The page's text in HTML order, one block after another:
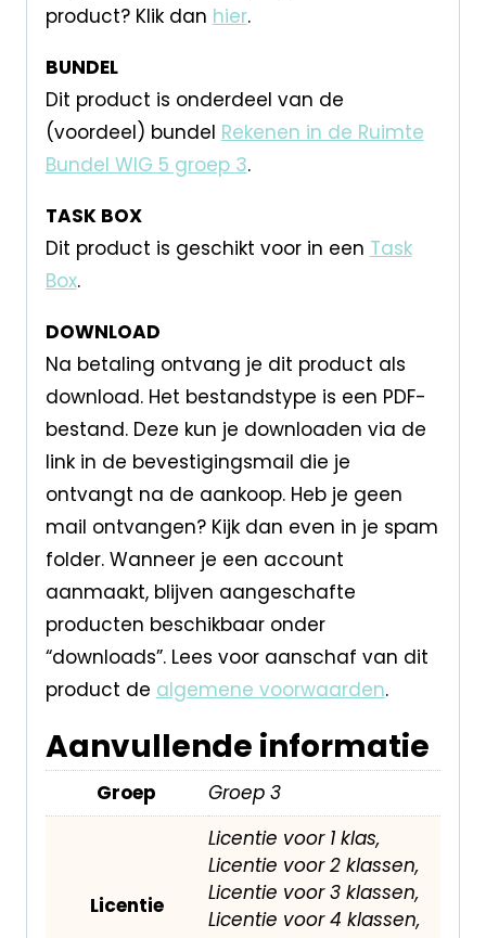
product? Klik dan hier.
BUNDEL
Dit product is onderdeel van de
(voordeel) bundel Rekenen in de Ruimte
Bundel WIG 5 groep 3.
TASK BOX
Dit product is geschikt voor in een Task
Box.
DOWNLOAD
Na betaling ontvang je dit product als
download. Het bestandstype is een PDF-
bestand. Deze kun je downloaden via de
link in de bevestigingsmail die je
ontvangt na de aankoop. Heb je geen
mail ontvangen? Kijk dan even in je spam
folder. Wanneer je een account
aanmaakt, blijven aangeschafte
producten beschikbaar onder
“downloads”. Lees voor aanschaf van dit
product de algemene voorwaarden.
Aanvullende informatie
Groep Groep 3
Licentie
Licentie voor 1 klas,
Licentie voor 2 klassen,
Licentie voor 3 klassen,
Licentie voor 4 klassen,